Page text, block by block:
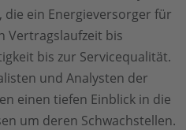
die ein Energieversorger für
Vertragslaufzeit bis
bis zur Servicequalität.
und Analysten der
einen tiefen Einblick in die
um deren Schwachstellen.